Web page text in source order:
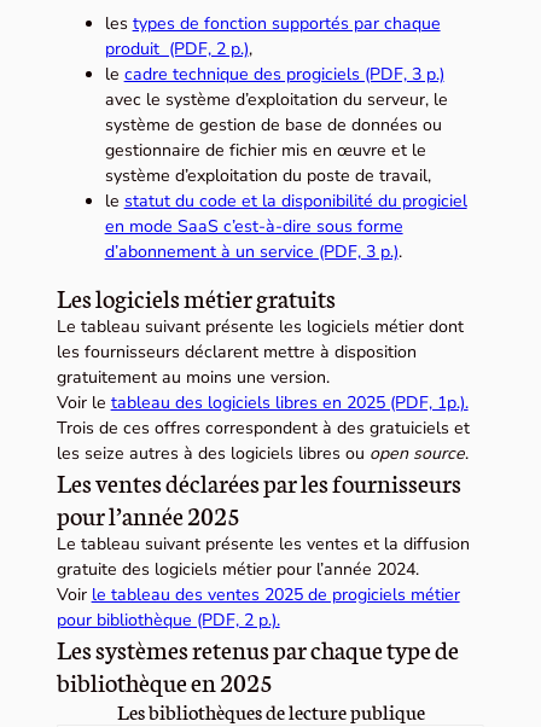
les types de fonction supportés par chaque
produit (PDF, 2 p.),
le cadre technique des progiciels (PDF, 3 p.)
avec le système d’exploitation du serveur, le
système de gestion de base de données ou
gestionnaire de fichier mis en œuvre et le
système d’exploitation du poste de travail,
le statut du code et la disponibilité du progiciel
en mode SaaS c’est-à-dire sous forme
d’abonnement à un service (PDF, 3 p.).
Les logiciels métier gratuits
Le tableau suivant présente les logiciels métier dont
les fournisseurs déclarent mettre à disposition
gratuitement au moins une version.
Voir le tableau des logiciels libres en 2025 (PDF, 1p.).
Trois de ces offres correspondent à des gratuiciels et
les seize autres à des logiciels libres ou open source.
Les ventes déclarées par les fournisseurs
pour l’année 2025
Le tableau suivant présente les ventes et la diffusion
gratuite des logiciels métier pour l’année 2024.
Voir le tableau des ventes 2025 de progiciels métier
pour bibliothèque (PDF, 2 p.).
Les systèmes retenus par chaque type de
bibliothèque en 2025
Les bibliothèques de lecture publique